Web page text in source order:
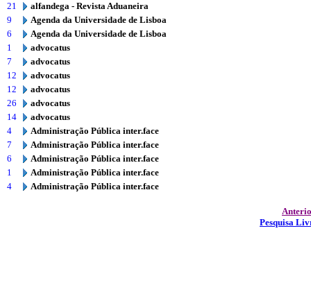
21
alfandega - Revista Aduaneira
9
Agenda da Universidade de Lisboa
6
Agenda da Universidade de Lisboa
1
advocatus
7
advocatus
12
advocatus
12
advocatus
26
advocatus
14
advocatus
4
Administração Pública inter.face
7
Administração Pública inter.face
6
Administração Pública inter.face
1
Administração Pública inter.face
4
Administração Pública inter.face
Pesquisa